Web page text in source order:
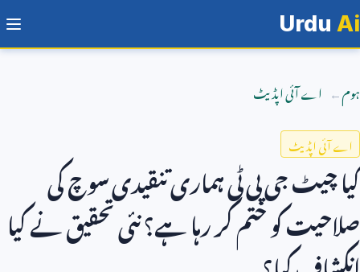
Urdu Ai
ہوم اے آئی اپڈیٹ
اے آئی اپڈیٹ
کیا چیٹ جی پی ٹی ہماری تنقیدی سوچ کی
صلاحیت کو ختم کر رہا ہے؟ نئی تحقیق نے کیا